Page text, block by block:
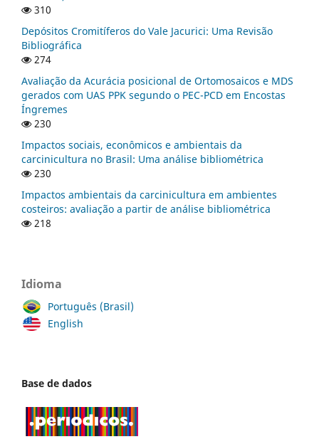
310
Depósitos Cromitíferos do Vale Jacurici: Uma Revisão
Bibliográfica
274
Avaliação da Acurácia posicional de Ortomosaicos e MDS
gerados com UAS PPK segundo o PEC-PCD em Encostas
Íngremes
230
Impactos sociais, econômicos e ambientais da
carcinicultura no Brasil: Uma análise bibliométrica
230
Impactos ambientais da carcinicultura em ambientes
costeiros: avaliação a partir de análise bibliométrica
218
Idioma
Português (Brasil)
English
Base de dados